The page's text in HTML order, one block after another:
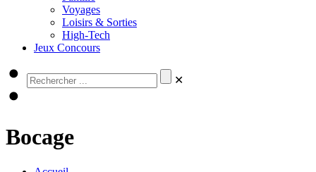
Voyages
Loisirs & Sorties
High-Tech
Jeux Concours
✕
Bocage